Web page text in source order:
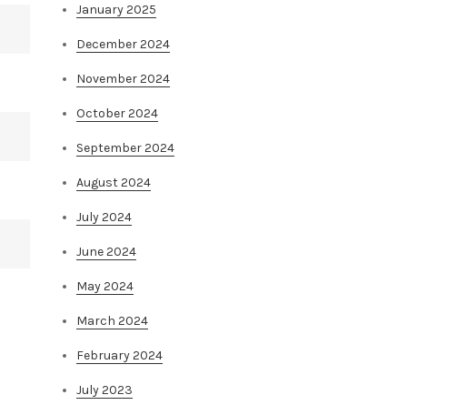
January 2025
December 2024
November 2024
October 2024
September 2024
August 2024
July 2024
June 2024
May 2024
March 2024
February 2024
July 2023